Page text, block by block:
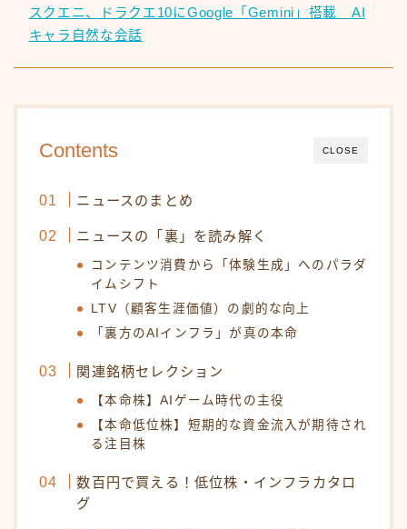
スクエニ、ドラクエ10にGoogle「Gemini」搭載 AI
キャラ自然な会話
CLOSE
Contents
ニュースのまとめ
ニュースの「裏」を読み解く
コンテンツ消費から「体験生成」へのパラダ
イムシフト
LTV（顧客生涯価値）の劇的な向上
「裏方のAIインフラ」が真の本命
関連銘柄セレクション
【本命株】AIゲーム時代の主役
【本命低位株】短期的な資金流入が期待され
る注目株
数百円で買える！低位株・インフラカタロ
グ